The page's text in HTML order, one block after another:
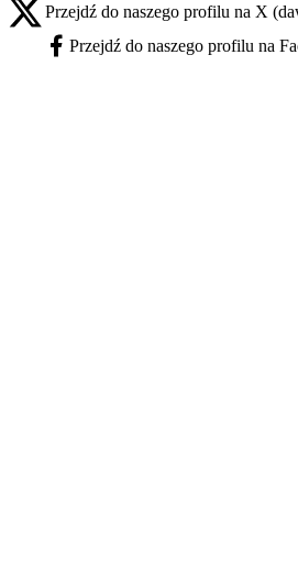
X - otwiera się w nowej karcie
Przejdź do naszego profilu na X
Facebook - otwiera się w nowej karcie
Przejdź do naszego profilu na